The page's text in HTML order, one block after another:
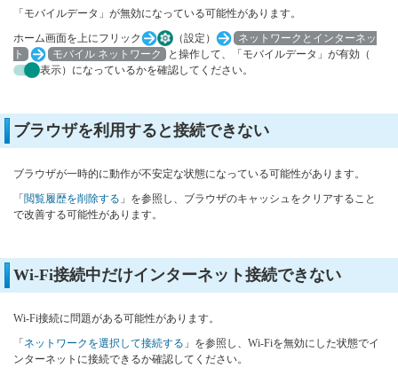
「モバイルデータ」が無効になっている可能性があります。
ホーム画面を上にフリック
（設定）
ネットワークとインターネッ
ト
モバイル ネットワーク
と操作して、「モバイルデータ」が有効（
表示）になっているかを確認してください。
ブラウザを利用すると接続できない
ブラウザが一時的に動作が不安定な状態になっている可能性があります。
「 閲覧履歴を削除する 」を参照し、ブラウザのキャッシュをクリアすること
で改善する可能性があります。
Wi-Fi接続中だけインターネット接続できない
Wi-Fi接続に問題がある可能性があります。
「 ネットワークを選択して接続する 」を参照し、Wi-Fiを無効にした状態でイ
ンターネットに接続できるか確認してください。